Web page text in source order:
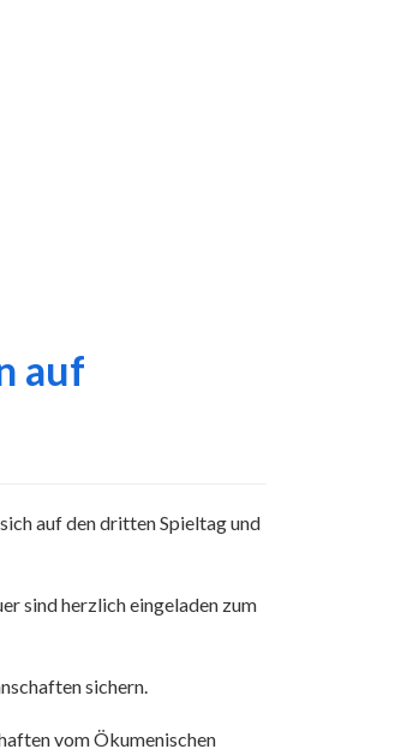
auf
auf den dritten Spieltag und
sind herzlich eingeladen zum
sichern.
vom Ökumenischen